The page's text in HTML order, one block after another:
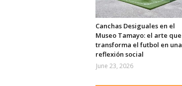
Canchas Desiguales en el
Museo Tamayo: el arte que
transforma el futbol en una
reflexión social
June 23, 2026